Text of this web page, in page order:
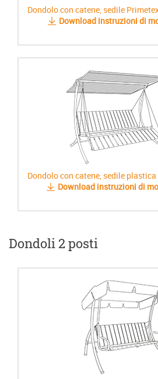
Dondolo con catene, sedile
Download instruzioni di
Dondolo con catene, sedile
Download instruzioni di
Dondoli 2 posti